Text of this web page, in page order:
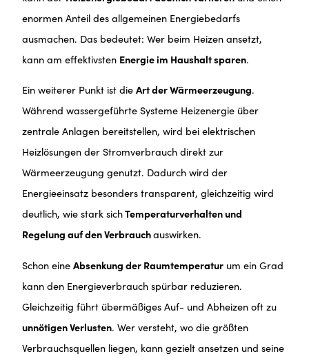
enormen Anteil des allgemeinen Energiebedarfs
ausmachen. Das bedeutet: Wer beim Heizen ansetzt,
kann am effektivsten Energie im Haushalt sparen.
Ein weiterer Punkt ist dieArt der Wärmeerzeugung.
Während wassergeführte Systeme Heizenergie über
zentrale Anlagen bereitstellen, wird bei elektrischen
Heizlösungen der Stromverbrauch direkt zur
Wärmeerzeugung genutzt. Dadurch wird der
Energieeinsatz besonders transparent, gleichzeitig wird
deutlich, wie stark sichTemperaturverhalten und
Regelung auf den Verbrauchauswirken.
Schon eineAbsenkung der Raumtemperatur um ein Grad
kann den Energieverbrauch spürbar reduzieren.
Gleichzeitig führt übermäßiges Auf- und Abheizen oft zu
unnötigen Verlusten. Wer versteht, wo die größten
Verbrauchsquellen liegen, kann gezielt ansetzen und seine